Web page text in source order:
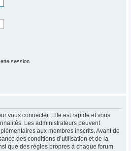
session
vous connecter. Elle est rapide et vous
Les administrateurs peuvent
aux membres inscrits. Avant de
des conditions d’utilisation et de la
que des règles propres à chaque forum.